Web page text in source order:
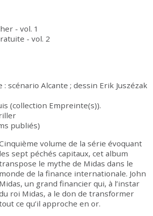
- vol. 1
- vol. 2
scénario Alcante ; dessin Erik Juszézak
(collection Empreinte(s)).
publiés)
volume de la série évoquant
les sept péchés capitaux, cet album
le mythe de Midas dans le
monde de la finance internationale. John
Midas, un grand financier qui, à l’instar
roi Midas, a le don de transformer
ce qu’il approche en or.